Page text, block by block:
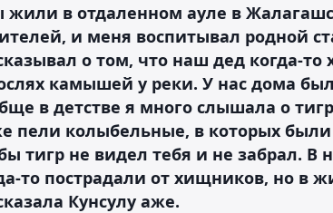
в отдаленном ауле в
и меня воспитывал родной
о том, что наш дед когда-
камышей у реки. У нас дома
в детстве я много слышала о
пели колыбельные, в которых были
тигр не видел тебя и не забрал.
то пострадали от хищников, но в
Кунсулу аже.